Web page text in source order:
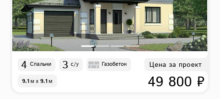
4 Спальни 3 с/у Газобетон
9.1м x 9.1м
Цена за проект
49 800 ₽